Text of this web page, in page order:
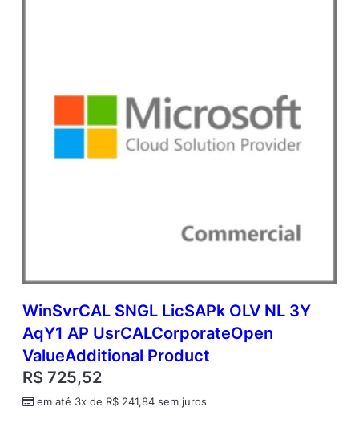
WinSvrCAL SNGL LicSAPk OLV NL 3Y
AqY1 AP UsrCALCorporateOpen
ValueAdditional Product
R$ 725,52
em até 3x de R$ 241,84 sem juros